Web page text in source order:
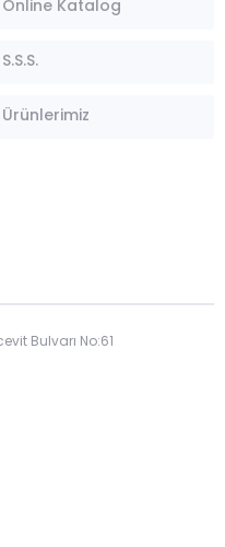
Online Katalog
S.S.S.
Ürünlerimiz
Bulvarı No:61